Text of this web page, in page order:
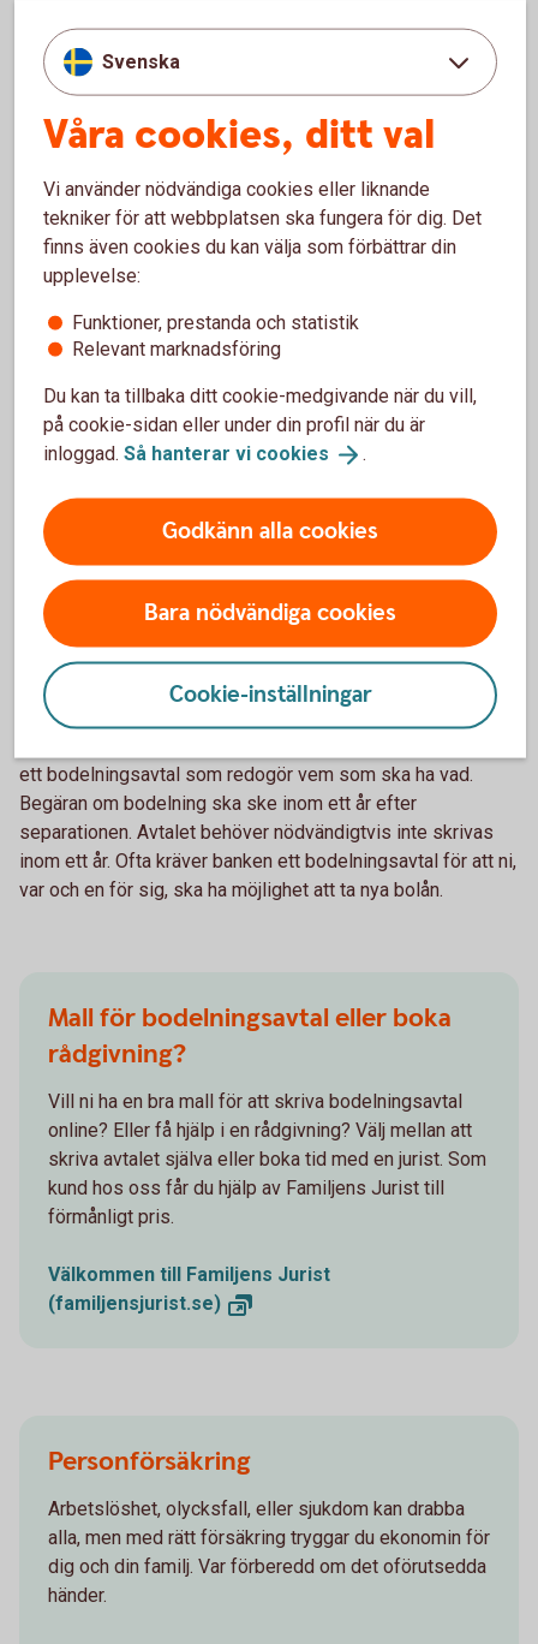
Skriv under bodelningsavtalet.
Bodelning separation - om ni är sambos
Om bodelningen gäller ett samboförhållande är det den dag
som samboförhållandet upphörde.
Som sambo har man enbart rätt till hälften av det
sammanlagda nettovärdet av bostad och bohag som
införskaffats för gemensamt bruk, alltså inte till det som
var och en fått eller köpt för eget bruk, säger Madelén.
andra för att bli sambo, så har man inte rätt till del i
bostaden vid en separation. För bohag, som till exempel
möbler, gäller att det som införskaffats för att användas
– Det spelar ingen roll om den ena parten har betalat mer än
den andra, det delas ändå lika. Därför är det bra om man
betalar hälften var på de större utgifterna, säger Madelén.
Som sambos kan man skriva ett samboavtal, där man
kommer överens om sambolagen ska avtalas bort
(helt/delvis) eller inte.
ett bodelningsavtal som redogör vem som ska ha vad.
Begäran om bodelning ska ske inom ett år efter
separationen. Avtalet behöver nödvändigtvis inte skrivas
inom ett år. Ofta kräver banken ett bodelningsavtal för att ni,
var och en för sig, ska ha möjlighet att ta nya bolån.
Mall för bodelningsavtal eller boka
rådgivning?
Vill ni ha en bra mall för att skriva bodelningsavtal
online? Eller få hjälp i en rådgivning? Välj mellan att
skriva avtalet själva eller boka tid med en jurist. Som
kund hos oss får du hjälp av Familjens Jurist till
förmånligt pris.
Välkommen till Familjens Jurist
(familjensjurist.se)
Personförsäkring
Arbetslöshet, olycksfall, eller sjukdom kan drabba
alla, men med rätt försäkring tryggar du ekonomin för
dig och din familj. Var förberedd om det oförutsedda
händer.
Svenska
Våra cookies, ditt val
Vi använder nödvändiga cookies eller liknande
tekniker för att webbplatsen ska fungera för dig. Det
finns även cookies du kan välja som förbättrar din
upplevelse:
Funktioner, prestanda och statistik
Relevant marknadsföring
Du kan ta tillbaka ditt cookie-medgivande när du vill,
på cookie-sidan eller under din profil när du är
inloggad. Så hanterar vi cookies .
Godkänn alla cookies
Bara nödvändiga cookies
Cookie-inställningar